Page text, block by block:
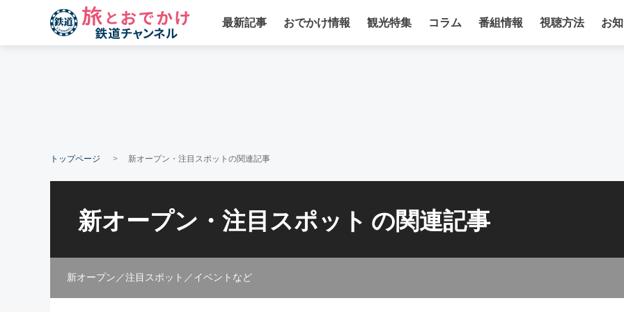
最新記事 おでかけ情報 観光特集 コラム 番組情報 視聴方法 お
トップページ 新オープン・注目スポットの関連記事
新オープン・注目スポット の関連記事
新オープン／注目スポット／イベントなど